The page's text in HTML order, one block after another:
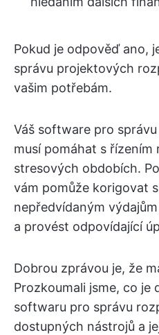
Pokud je odpověď ano,
správu projektových
vašim potřebám.
Váš software pro
musí pomáhat s
stresových obdobích.
vám pomůže korigovat
nepředvídaným
a provést odpovídající
Dobrou zprávou je, že
Prozkoumali jsme, co je
softwaru pro správu
dostupných nástrojů a